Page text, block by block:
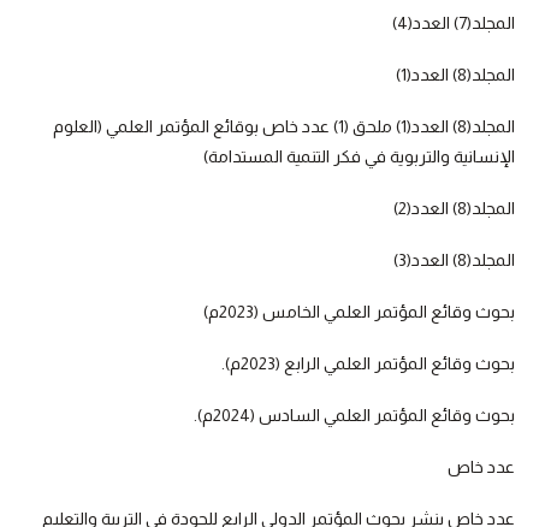
المجلد(7) العدد(4)
المجلد(8) العدد(1)
المجلد(8) العدد(1) ملحق (1) عدد خاص بوقائع المؤتمر العلمي (العلوم
الإنسانية والتربوية في فكر التنمية المستدامة)
المجلد(8) العدد(2)
المجلد(8) العدد(3)
بحوث وقائع المؤتمر العلمي الخامس (2023م)
بحوث وقائع المؤتمر العلمي الرابع (2023م).
بحوث وقائع المؤتمر العلمي السادس (2024م).
عدد خاص
عدد خاص بنشر بحوث المؤتمر الدولي الرابع للجودة في التربية والتعليم